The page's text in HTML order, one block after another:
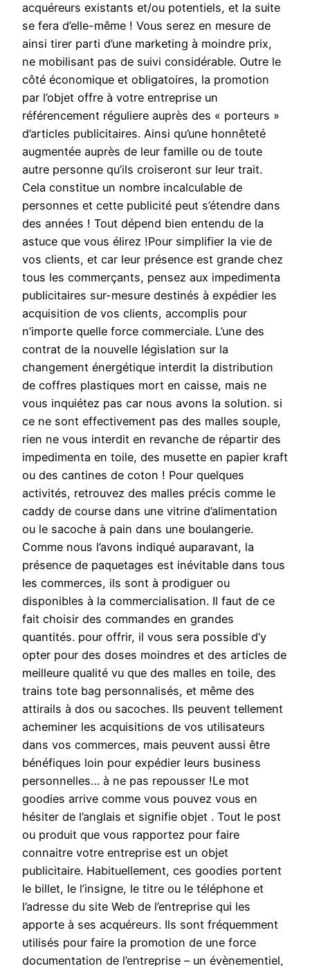
acquéreurs existants et/ou potentiels, et la suite
se fera d’elle-même ! Vous serez en mesure de
ainsi tirer parti d’une marketing à moindre prix,
ne mobilisant pas de suivi considérable. Outre le
côté économique et obligatoires, la promotion
par l’objet offre à votre entreprise un
référencement réguliere auprès des « porteurs »
d’articles publicitaires. Ainsi qu’une honnêteté
augmentée auprès de leur famille ou de toute
autre personne qu’ils croiseront sur leur trait.
Cela constitue un nombre incalculable de
personnes et cette publicité peut s’étendre dans
des années ! Tout dépend bien entendu de la
astuce que vous élirez !Pour simplifier la vie de
vos clients, et car leur présence est grande chez
tous les commerçants, pensez aux impedimenta
publicitaires sur-mesure destinés à expédier les
acquisition de vos clients, accomplis pour
n’importe quelle force commerciale. L’une des
contrat de la nouvelle législation sur la
changement énergétique interdit la distribution
de coffres plastiques mort en caisse, mais ne
vous inquiétez pas car nous avons la solution. si
ce ne sont effectivement pas des malles souple,
rien ne vous interdit en revanche de répartir des
impedimenta en toile, des musette en papier kraft
ou des cantines de coton ! Pour quelques
activités, retrouvez des malles précis comme le
caddy de course dans une vitrine d’alimentation
ou le sacoche à pain dans une boulangerie.
Comme nous l’avons indiqué auparavant, la
présence de paquetages est inévitable dans tous
les commerces, ils sont à prodiguer ou
disponibles à la commercialisation. Il faut de ce
fait choisir des commandes en grandes
quantités. pour offrir, il vous sera possible d’y
opter pour des doses moindres et des articles de
meilleure qualité vu que des malles en toile, des
trains tote bag personnalisés, et même des
attirails à dos ou sacoches. Ils peuvent tellement
acheminer les acquisitions de vos utilisateurs
dans vos commerces, mais peuvent aussi être
bénéfiques loin pour expédier leurs business
personnelles… à ne pas repousser !Le mot
goodies arrive comme vous pouvez vous en
hésiter de l’anglais et signifie objet . Tout le post
ou produit que vous rapportez pour faire
connaitre votre entreprise est un objet
publicitaire. Habituellement, ces goodies portent
le billet, le l’insigne, le titre ou le téléphone et
l’adresse du site Web de l’entreprise qui les
apporte à ses acquéreurs. Ils sont fréquemment
utilisés pour faire la promotion de une force
documentation de l’entreprise – un évènementiel,